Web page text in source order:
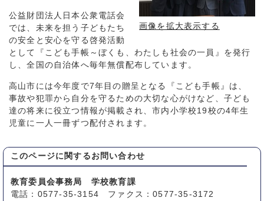
画像を拡大表示する
公益財団法人日本公衆電話会
では、未来を担う子どもたち
の安全と安心を守る啓発活動
として『こども手帳～ぼくも、わたしも社会の一員』を発行
し、全国の自治体へ毎年無償配布しています。
高山市には今年度で7年目の贈呈となる『こども手帳』は、
事故や犯罪から自分を守るための大切な心がけなど、子ども
達の将来に役立つ情報が掲載され、市内小学校19校の4年生
児童に一人一冊ずつ配付されます。
このページに関する お問い合わせ
教育委員会事務局 学校教育課
電話：0577-35-3154 ファクス：0577-35-3172